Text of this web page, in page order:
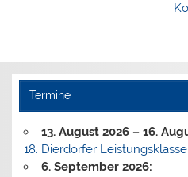
Termine
13. August 2026 – 16.
18. Dierdorfer
6. September 2026: